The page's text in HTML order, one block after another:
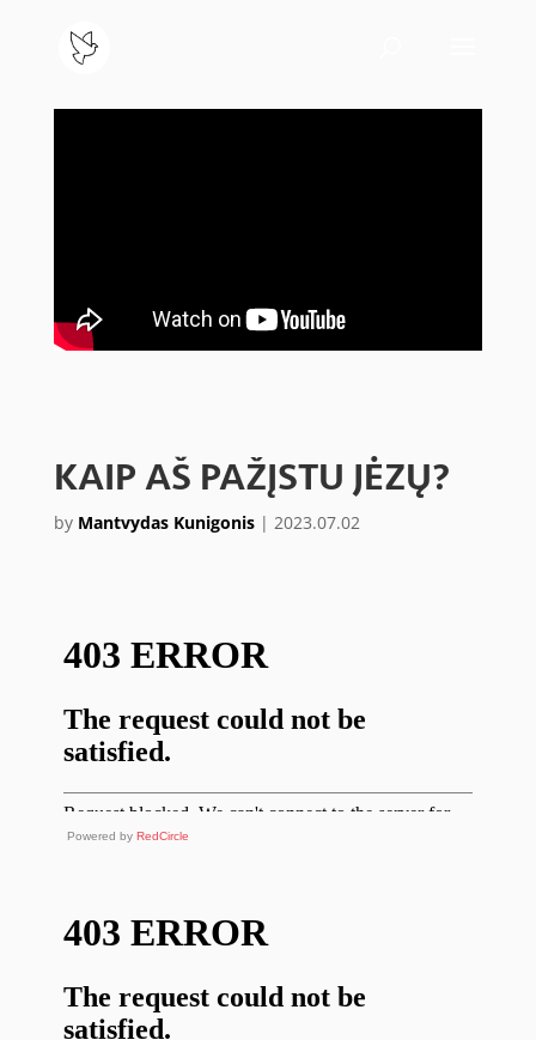
KAIP AŠ PAŽĮSTU JĖZŲ?
by Mantvydas Kunigonis| 2023.07.02
Powered by RedCircle